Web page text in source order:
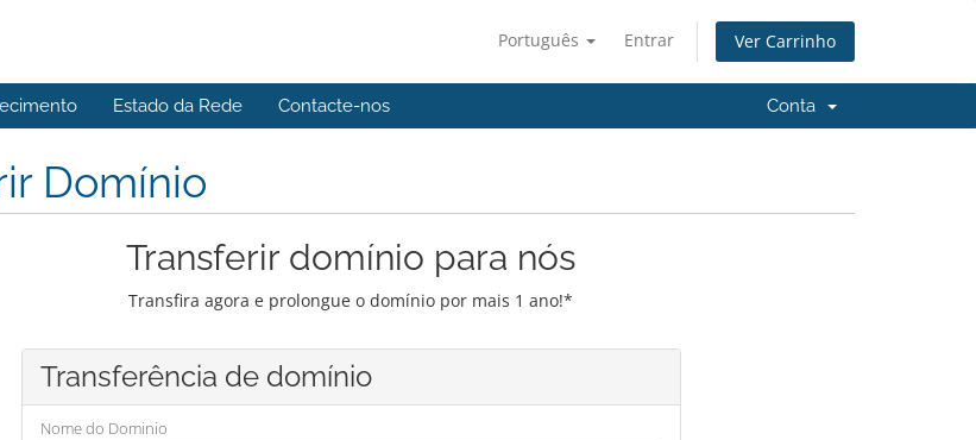
Português Entrar Ver Carrinho
Estado da Rede Contacte-nos Conta
Domínio
Transferir domínio para nós
Transfira agora e prolongue o domínio por mais 1 ano!*
Transferência de domínio
Nome do Dominio